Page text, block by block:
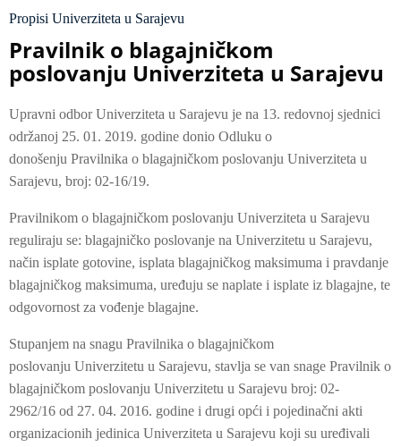
Propisi Univerziteta u Sarajevu
Pravilnik o blagajničkom
poslovanju Univerziteta u Sarajevu
Upravni odbor Univerziteta u Sarajevu je na 13. redovnoj sjednici
održanoj 25. 01. 2019. godine donio Odluku o
donošenju Pravilnika o blagajničkom poslovanju Univerziteta u
Sarajevu, broj: 02-16/19.
Pravilnikom o blagajničkom poslovanju Univerziteta u Sarajevu
reguliraju se: blagajničko poslovanje na Univerzitetu u Sarajevu,
način isplate gotovine, isplata blagajničkog maksimuma i pravdanje
blagajničkog maksimuma, uređuju se naplate i isplate iz blagajne, te
odgovornost za vođenje blagajne.
Stupanjem na snagu Pravilnika o blagajničkom
poslovanju Univerzitetu u Sarajevu, stavlja se van snage Pravilnik o
blagajničkom poslovanju Univerzitetu u Sarajevu broj: 02-
2962/16 od 27. 04. 2016. godine i drugi opći i pojedinačni akti
organizacionih jedinica Univerziteta u Sarajevu koji su uređivali